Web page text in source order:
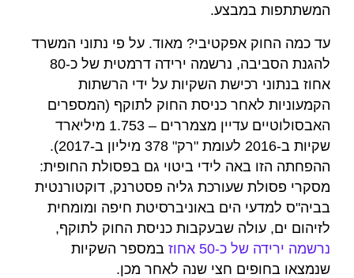
המשתתפות במבצע.
עד כמה החוק אפקטיבי? מאוד. על פי נתוני המשרד
להגנת הסביבה, נרשמה ירידה דרמטית של כ-80
אחוז בנתוני רכישת השקיות על ידי הרשתות
הקמעוניות לאחר כניסת החוק לתוקף (המספרים
האבסולוטיים עדיין מצמררים – 1.753 מיליארד
שקיות ב-2016 לעומת "רק" 378 מיליון ב-2017).
ההפחתה הזו באה לידי ביטוי גם בפסולת החופית:
מסקרי פסולת שעורכת גליה פסטרנק, דוקטורנטית
בביה"ס למדעי הים באוניברסיטת חיפה ומומחית
לזיהום ים, עולה שבעקבות כניסת החוק לתוקף,
נרשמה ירידה של כ-50 אחוז
במספר השקיות
שנמצאו בחופים חצי שנה לאחר מכן.